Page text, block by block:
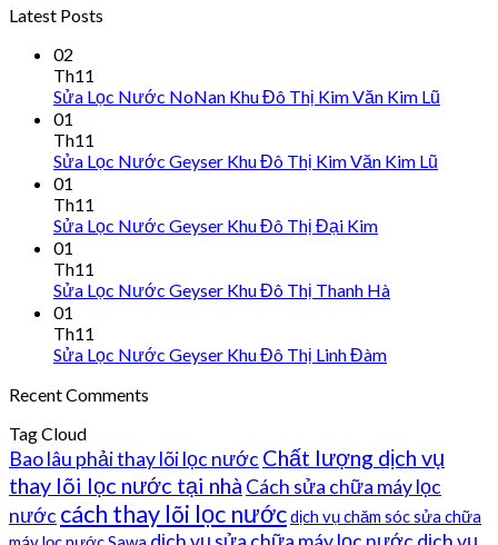
Latest Posts
02
Th11
Sửa Lọc Nước NoNan Khu Đô Thị Kim Văn Kim Lũ
01
Th11
Sửa Lọc Nước Geyser Khu Đô Thị Kim Văn Kim Lũ
01
Th11
Sửa Lọc Nước Geyser Khu Đô Thị Đại Kim
01
Th11
Sửa Lọc Nước Geyser Khu Đô Thị Thanh Hà
01
Th11
Sửa Lọc Nước Geyser Khu Đô Thị Linh Đàm
Recent Comments
Tag Cloud
Bao lâu phải thay lõi lọc nước Chất lượng dịch vụ
thay lõi lọc nước tại nhà Cách sửa chữa máy lọc
nước cách thay lõi lọc nướcdịch vụ chăm sóc sửa chữa